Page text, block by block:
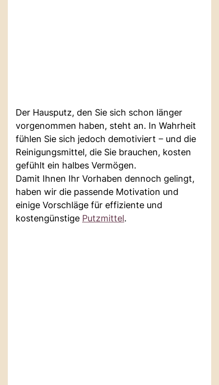
Der Hausputz, den Sie sich schon länger
vorgenommen haben, steht an. In Wahrheit
fühlen Sie sich jedoch demotiviert ‒ und die
Reinigungsmittel, die Sie brauchen, kosten
gefühlt ein halbes Vermögen.
Damit Ihnen Ihr Vorhaben dennoch gelingt,
haben wir die passende Motivation und
einige Vorschläge für effiziente und
kostengünstige Putzmittel.